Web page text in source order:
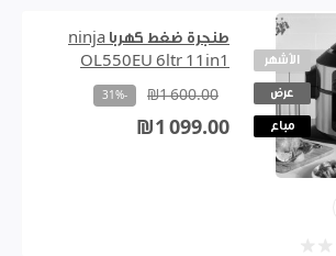
الأشهر
عرض
مباع
طنجرة ضغط كهربا ninja
OL550EU 6ltr 11in1
₪1 600.00
-31%
₪1 099.00